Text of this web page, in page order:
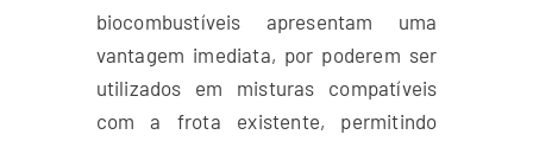
biocombustíveis apresentam uma
vantagem imediata, por poderem ser
utilizados em misturas compatíveis
com a frota existente, permitindo